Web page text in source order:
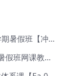
作业帮2026年卫宇晴高一英语s上学期暑假班【冲顶班】【Ec-003】
有道2026莫荒年高三物理一轮复习暑假班网课教程【Ef-044】